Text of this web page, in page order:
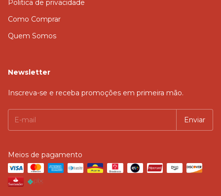
Politica de privacidade
Como Comprar
Quem Somos
Newsletter
Inscreva-se e receba promoções em primeira mão.
Meios de pagamento